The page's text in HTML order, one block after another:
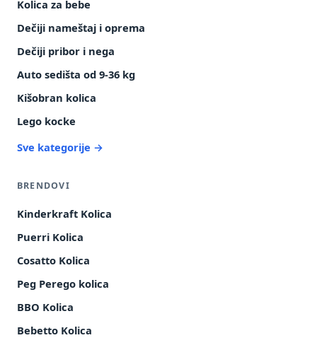
Kolica za bebe
Dečiji nameštaj i oprema
Dečiji pribor i nega
Auto sedišta od 9-36 kg
Kišobran kolica
Lego kocke
Sve kategorije →
BRENDOVI
Kinderkraft Kolica
Puerri Kolica
Cosatto Kolica
Peg Perego kolica
BBO Kolica
Bebetto Kolica